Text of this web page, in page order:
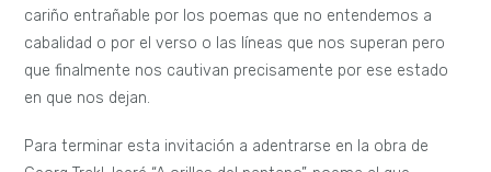
cariño entrañable por los poemas que no entendemos a
cabalidad o por el verso o las líneas que nos superan pero
que finalmente nos cautivan precisamente por ese estado
en que nos dejan.
Para terminar esta invitación a adentrarse en la obra de